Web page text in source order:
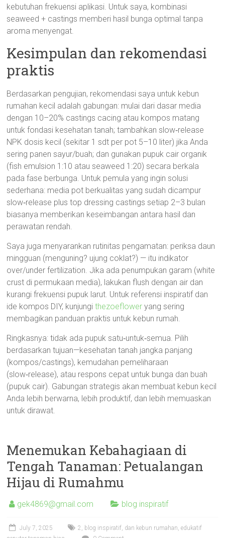
kebutuhan frekuensi aplikasi. Untuk saya, kombinasi
seaweed + castings memberi hasil bunga optimal tanpa
aroma menyengat.
Kesimpulan dan rekomendasi
praktis
Berdasarkan pengujian, rekomendasi saya untuk kebun
rumahan kecil adalah gabungan: mulai dari dasar media
dengan 10–20% castings cacing atau kompos matang
untuk fondasi kesehatan tanah; tambahkan slow‑release
NPK dosis kecil (sekitar 1 sdt per pot 5–10 liter) jika Anda
sering panen sayur/buah; dan gunakan pupuk cair organik
(fish emulsion 1:10 atau seaweed 1:20) secara berkala
pada fase berbunga. Untuk pemula yang ingin solusi
sederhana: media pot berkualitas yang sudah dicampur
slow‑release plus top dressing castings setiap 2–3 bulan
biasanya memberikan keseimbangan antara hasil dan
perawatan rendah.
Saya juga menyarankan rutinitas pengamatan: periksa daun
mingguan (menguning? ujung coklat?) — itu indikator
over/under fertilization. Jika ada penumpukan garam (white
crust di permukaan media), lakukan flush dengan air dan
kurangi frekuensi pupuk larut. Untuk referensi inspiratif dan
ide kompos DIY, kunjungithezoeflower yang sering
membagikan panduan praktis untuk kebun rumah.
Ringkasnya: tidak ada pupuk satu‑untuk‑semua. Pilih
berdasarkan tujuan—kesehatan tanah jangka panjang
(kompos/castings), kemudahan pemeliharaan
(slow‑release), atau respons cepat untuk bunga dan buah
(pupuk cair). Gabungan strategis akan membuat kebun kecil
Anda lebih berwarna, lebih produktif, dan lebih memuaskan
untuk dirawat.
Menemukan Kebahagiaan di
Tengah Tanaman: Petualangan
Hijau di Rumahmu
gek4869@gmail.com blog inspiratif
July 7, 2025 2 , blog inspiratif, dan kebun rumahan,edukatif